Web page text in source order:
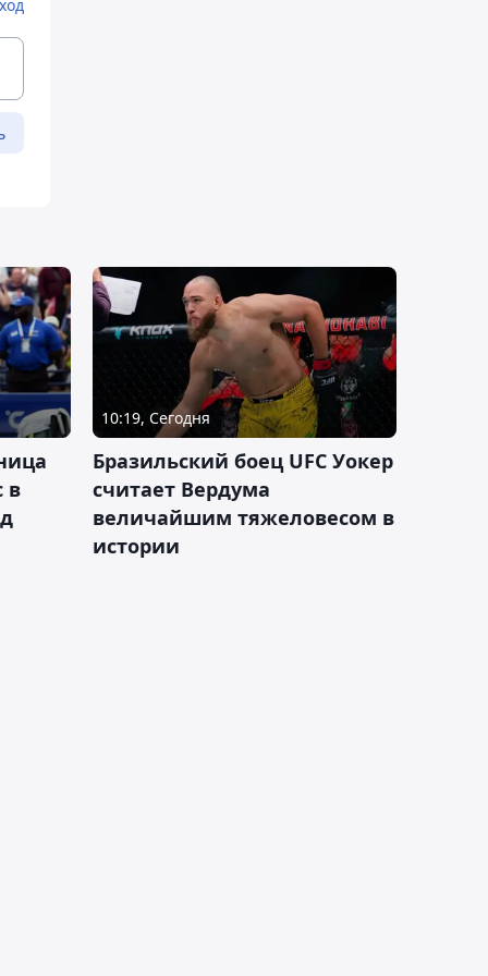
в
10:19, Сегодня
Бразильский боец UFC Уокер
считает Вердума
величайшим тяжеловесом в
истории